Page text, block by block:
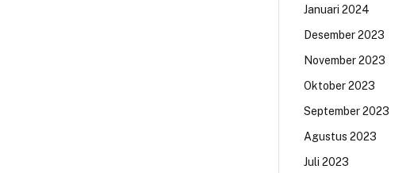
Januari 2024
Desember 2023
November 2023
Oktober 2023
September 2023
Agustus 2023
Juli 2023